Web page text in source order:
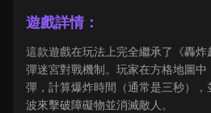
遊戲詳情：
這款遊戲在玩法上完全繼承了《轟
彈迷宮對戰機制。玩家在方格地圖
彈，計算爆炸時間（通常是三秒）
波來擊破障礙物並消滅敵人。